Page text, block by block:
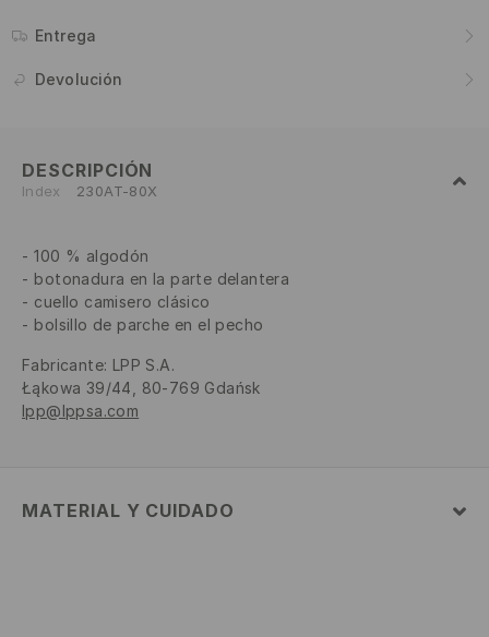
Entrega
Devolución
DESCRIPCIÓN
Index 230AT-80X
100 % algodón
botonadura en la parte delantera
cuello camisero clásico
bolsillo de parche en el pecho
Fabricante: LPP S.A.
Łąkowa 39/44, 80-769 Gdańsk
lpp@lppsa.com
MATERIAL Y CUIDADO